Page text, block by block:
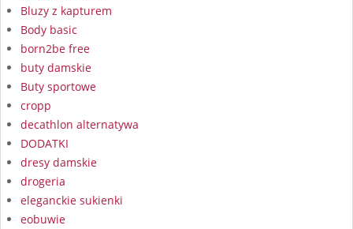
Bluzy z kapturem
Body basic
born2be free
buty damskie
Buty sportowe
cropp
decathlon alternatywa
DODATKI
dresy damskie
drogeria
eleganckie sukienki
eobuwie